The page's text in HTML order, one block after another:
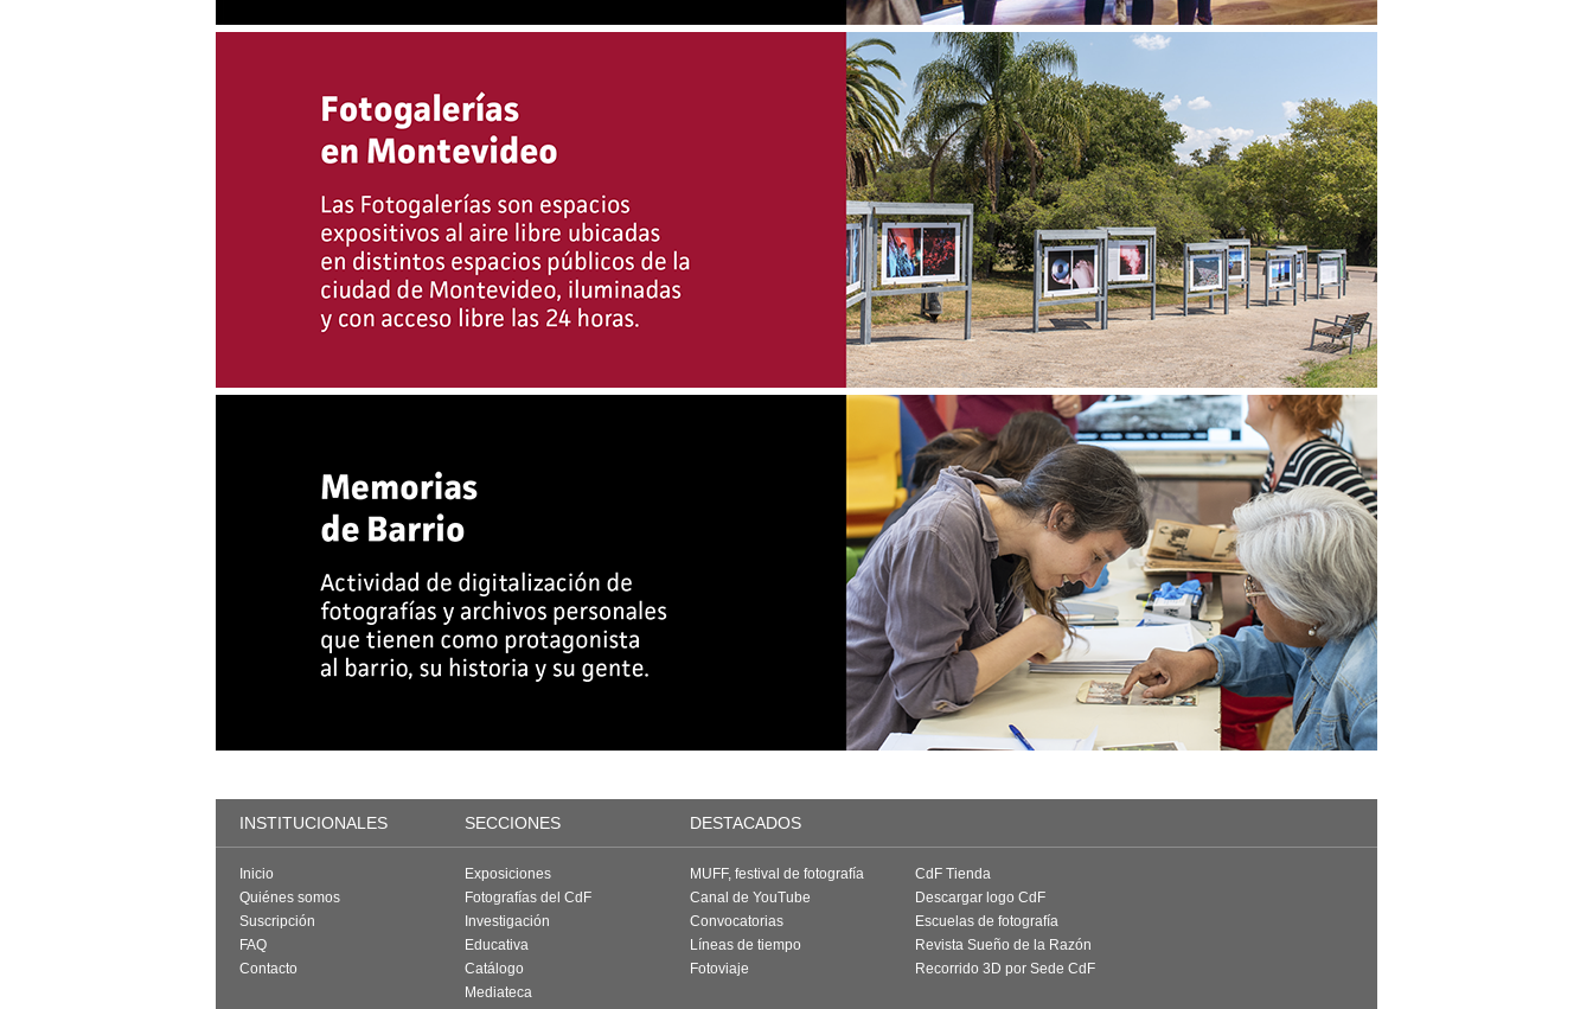
INSTITUCIONALES SECCIONES DESTACADOS
Inicio
Quiénes somos
Suscripción
FAQ
Contacto
Exposiciones
Fotografías del CdF
Investigación
Educativa
Catálogo
Mediateca
MUFF, festival de fotografía
Canal de YouTube
Convocatorias
Líneas de tiempo
Fotoviaje
CdF Tienda
Descargar logo CdF
Escuelas de fotografía
Revista Sueño de la Razón
Recorrido 3D por Sede CdF